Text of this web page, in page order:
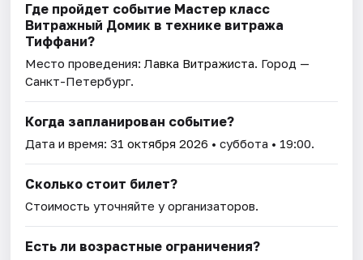
Где пройдет событие Мастер класс
Витражный Домик в технике витража
Тиффани?
Место проведения:Лавка Витражиста. Город —
Санкт-Петербург.
Когда запланирован событие?
Дата и время:31 октября 2026 • суббота • 19:00.
Сколько стоит билет?
Стоимость уточняйте у организаторов.
Есть ли возрастные ограничения?